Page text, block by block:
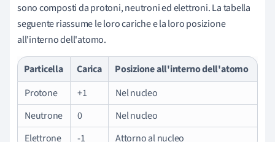
sono composti da protoni, neutroni ed elettroni. La tabella
seguente riassume le loro cariche e la loro posizione
all'interno dell'atomo.
Particella Carica
Posizione all'interno dell'atomo
Protone
+1
Nel nucleo
Neutrone
0
Nel nucleo
Elettrone
-1 Attorno al nucleo